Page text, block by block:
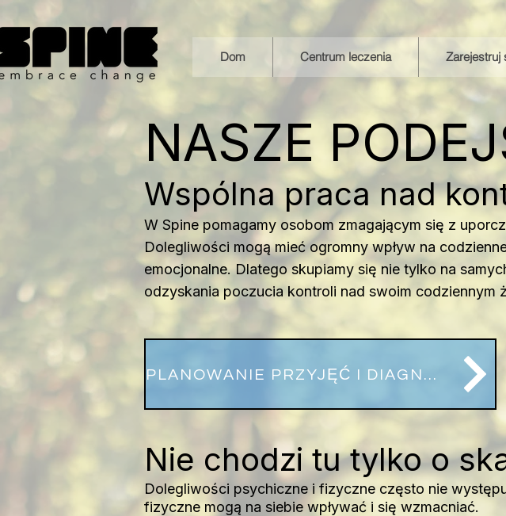
NASZE
Wspólna praca nad
W Spine pomagamy osobom zmagającym się z
Dolegliwości mogą mieć ogromny wpływ na
emocjonalne. Dlatego skupiamy się nie tylko na
odzyskania poczucia kontroli nad swoim codziennym
PLANOWANIE PRZYJĘĆ I DIAGNOSTYKI
Nie chodzi tu tylko o
Dolegliwości psychiczne i fizyczne często nie
fizyczne mogą na siebie wpływać i się wzmacniać.
Dom Centrum leczenia Zarejestruj